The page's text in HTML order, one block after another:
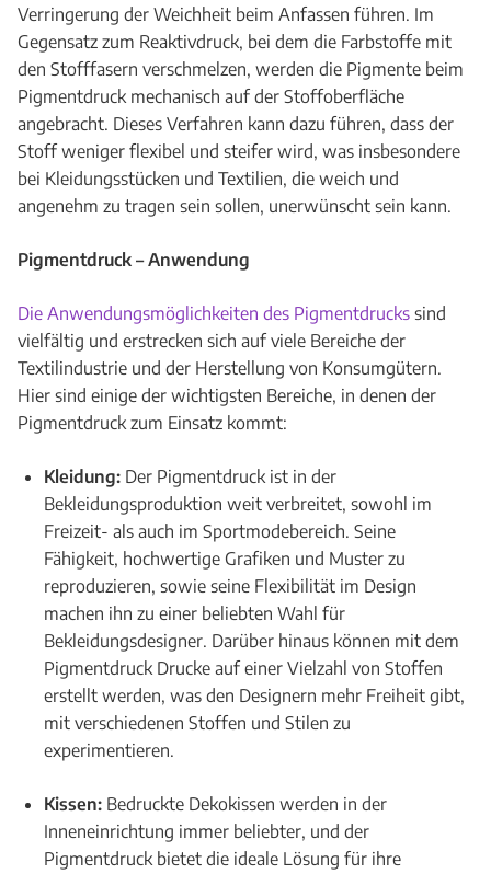
Verringerung der Weichheit beim Anfassen führen. Im
Gegensatz zum Reaktivdruck, bei dem die Farbstoffe mit
den Stofffasern verschmelzen, werden die Pigmente beim
Pigmentdruck mechanisch auf der Stoffoberfläche
angebracht. Dieses Verfahren kann dazu führen, dass der
Stoff weniger flexibel und steifer wird, was insbesondere
bei Kleidungsstücken und Textilien, die weich und
angenehm zu tragen sein sollen, unerwünscht sein kann.
Pigmentdruck – Anwendung
Die Anwendungsmöglichkeiten des Pigmentdrucks sind
vielfältig und erstrecken sich auf viele Bereiche der
Textilindustrie und der Herstellung von Konsumgütern.
Hier sind einige der wichtigsten Bereiche, in denen der
Pigmentdruck zum Einsatz kommt:
Kleidung: Der Pigmentdruck ist in der
Bekleidungsproduktion weit verbreitet, sowohl im
Freizeit- als auch im Sportmodebereich. Seine
Fähigkeit, hochwertige Grafiken und Muster zu
reproduzieren, sowie seine Flexibilität im Design
machen ihn zu einer beliebten Wahl für
Bekleidungsdesigner. Darüber hinaus können mit dem
Pigmentdruck Drucke auf einer Vielzahl von Stoffen
erstellt werden, was den Designern mehr Freiheit gibt,
mit verschiedenen Stoffen und Stilen zu
experimentieren.
Kissen: Bedruckte Dekokissen werden in der
Inneneinrichtung immer beliebter, und der
Pigmentdruck bietet die ideale Lösung für ihre